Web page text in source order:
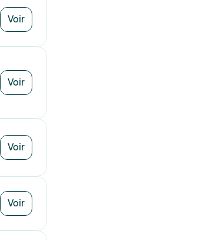
Voir
Voir
Voir
Voir